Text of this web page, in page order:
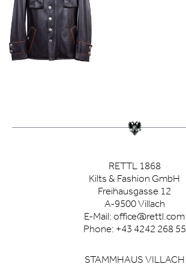
RETTL 1868
Kilts & Fashion GmbH
Freihausgasse 12
A-9500 Villach
E-Mail: office@rettl.com
Phone: +43 4242 268 55
STAMMHAUS VILLACH